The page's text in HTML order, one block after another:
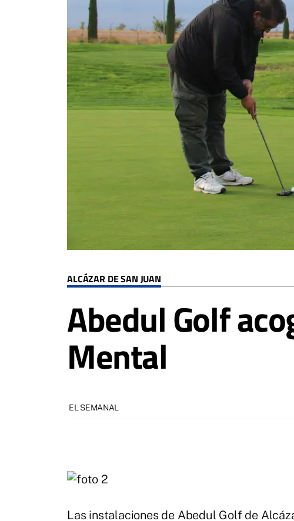
ALCÁZAR DE SAN JUAN
Abedul Golf
Mental
EL SEMANAL
Las instalaciones de Abedul Golf de